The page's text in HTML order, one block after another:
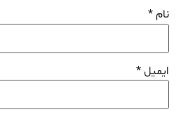
نام*
ایمیل*